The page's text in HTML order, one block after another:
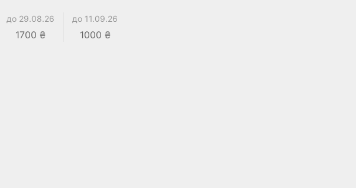
до 29.08.26
1700 ₴
до 11.09.26
1000 ₴